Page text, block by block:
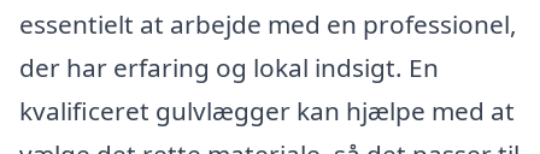
essentielt at arbejde med en professionel,
der har erfaring og lokal indsigt. En
kvalificeret gulvlægger kan hjælpe med at